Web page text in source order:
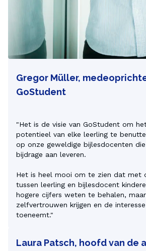
Gregor Müller,
GoStudent
"Het is de visie van GoStudent om
potentieel van elke leerling te
op onze geweldige bijlesdocenten
bijdrage aan leveren.
Het is heel mooi om te zien dat met
tussen leerling en bijlesdocent
hogere cijfers weten te behalen,
zelfvertrouwen krijgen en de
Laura Patsch, hoofd van de